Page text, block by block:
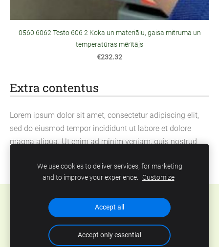
Extra contentus
Lorem ipsum dolor sit amet, consectetur adipiscing elit,
sed do eiusmod tempor incididunt ut labore et dolore
magna aliqua. Ut enim ad minim veniam, quis nostrud
commodo consequat.
0560 6062 Testo 606 2 Koka un materiālu, gaisa mitruma un
temperatūras mērītājs
€232.32
Cookies
We use cookies to deliver services, for marketing
and to improve your experience. Customize
Accept all
Accept only essential